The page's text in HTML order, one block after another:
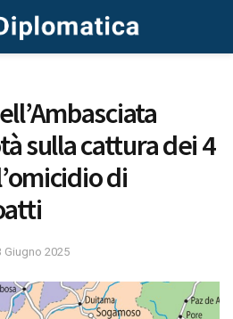
sulla cattura dei 4
di
Giugno 2025